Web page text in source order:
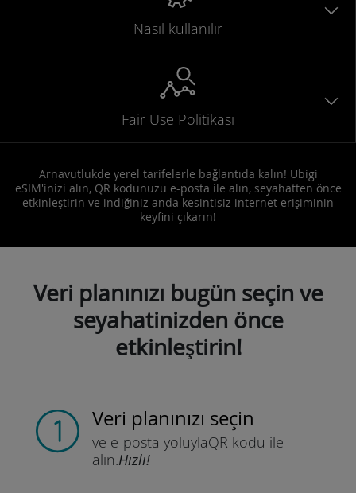
Nasıl kullanılır
Fair Use Politikası
Arnavutlukde yerel tarifelerle bağlantıda kalın! Ubigi
eSIM'inizi alın, QR kodunuzu e-posta ile alın, seyahatten önce
etkinleştirin ve indiğiniz anda kesintisiz internet erişiminin
keyfini çıkarın!
Veri planınızı bugün seçin ve
seyahatinizden önce
etkinleştirin!
Veri planınızı seçin
ve e-posta yoluylaQR kodu ile
alın.Hızlı!